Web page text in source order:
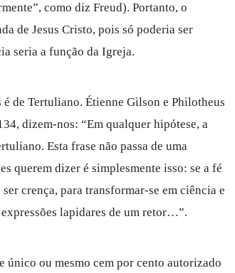
como diz Freud). Portanto, o
de Jesus Cristo, pois só poderia ser
seria a função da Igreja.
de Tertuliano. Étienne Gilson e Philotheus
dizem-nos: “Em qualquer hipótese, a
Esta frase não passa de uma
querem dizer é simplesmente isso: se a fé
crença, para transformar-se em ciência e
lapidares de um retor…”.
único ou mesmo cem por cento autorizado